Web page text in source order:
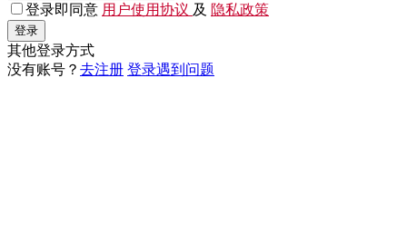
登录即同意 用户使用协议 及 隐私政策
登录
其他登录方式
没有账号？ 去注册 登录遇到问题